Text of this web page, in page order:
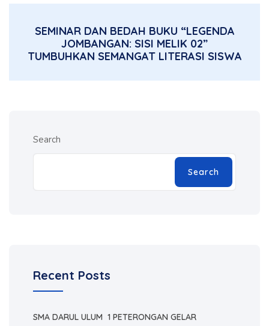
SEMINAR DAN BEDAH BUKU “LEGENDA
JOMBANGAN: SISI MELIK 02”
TUMBUHKAN SEMANGAT LITERASI SISWA
Search
Search
Recent Posts
SMA DARUL ULUM 1 PETERONGAN GELAR